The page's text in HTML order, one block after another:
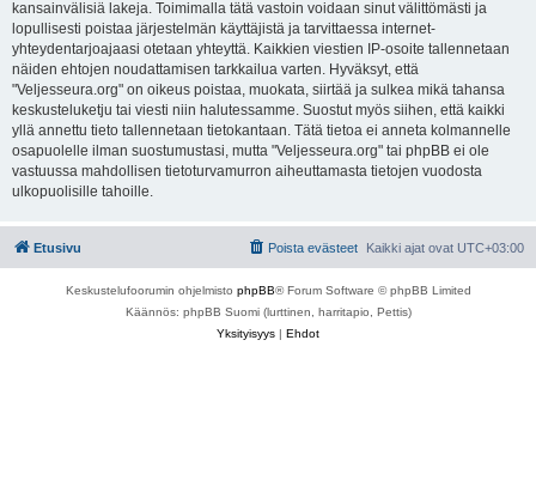
kansainvälisiä lakeja. Toimimalla tätä vastoin voidaan sinut välittömästi ja
lopullisesti poistaa järjestelmän käyttäjistä ja tarvittaessa internet-
yhteydentarjoajaasi otetaan yhteyttä. Kaikkien viestien IP-osoite tallennetaan
näiden ehtojen noudattamisen tarkkailua varten. Hyväksyt, että
"Veljesseura.org" on oikeus poistaa, muokata, siirtää ja sulkea mikä tahansa
keskusteluketju tai viesti niin halutessamme. Suostut myös siihen, että kaikki
yllä annettu tieto tallennetaan tietokantaan. Tätä tietoa ei anneta kolmannelle
osapuolelle ilman suostumustasi, mutta "Veljesseura.org" tai phpBB ei ole
vastuussa mahdollisen tietoturvamurron aiheuttamasta tietojen vuodosta
ulkopuolisille tahoille.
Etusivu Kaikki ajat ovat UTC+03:00
Poista evästeet
Keskustelufoorumin ohjelmisto phpBB® Forum Software © phpBB Limited
Käännös: phpBB Suomi (lurttinen, harritapio, Pettis)
Yksityisyys | Ehdot